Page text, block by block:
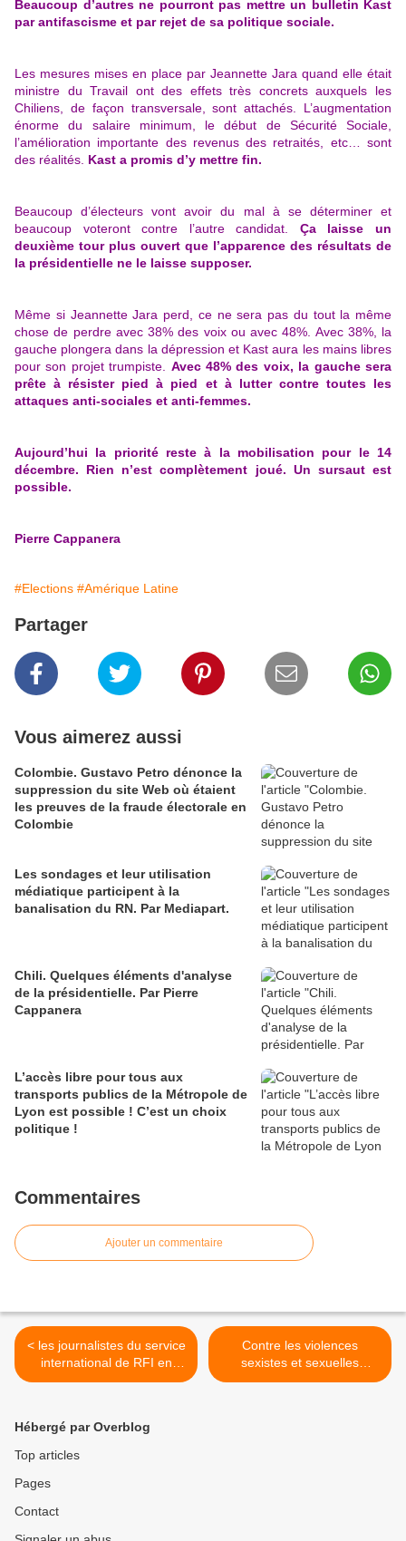
Beaucoup d’autres ne pourront pas mettre un bulletin Kast
par antifascisme et par rejet de sa politique sociale.
Les mesures mises en place par Jeannette Jara quand elle était
ministre du Travail ont des effets très concrets auxquels les
Chiliens, de façon transversale, sont attachés. L’augmentation
énorme du salaire minimum, le début de Sécurité Sociale,
l’amélioration importante des revenus des retraités, etc… sont
des réalités. Kast a promis d’y mettre fin.
Beaucoup d’électeurs vont avoir du mal à se déterminer et
beaucoup voteront contre l’autre candidat. Ça laisse un
deuxième tour plus ouvert que l’apparence des résultats de
la présidentielle ne le laisse supposer.
Même si Jeannette Jara perd, ce ne sera pas du tout la même
chose de perdre avec 38% des voix ou avec 48%. Avec 38%, la
gauche plongera dans la dépression et Kast aura les mains libres
pour son projet trumpiste. Avec 48% des voix, la gauche sera
prête à résister pied à pied et à lutter contre toutes les
attaques anti-sociales et anti-femmes.
Aujourd’hui la priorité reste à la mobilisation pour le 14
décembre. Rien n’est complètement joué. Un sursaut est
possible.
Pierre Cappanera
#Elections #Amérique Latine
Partager
Vous aimerez aussi
Colombie. Gustavo Petro dénonce la
suppression du site Web où étaient
les preuves de la fraude électorale en
Colombie
Les sondages et leur utilisation
médiatique participent à la
banalisation du RN. Par Mediapart.
Chili. Quelques éléments d'analyse
de la présidentielle. Par Pierre
Cappanera
L’accès libre pour tous aux
transports publics de la Métropole de
Lyon est possible ! C’est un choix
politique !
Commentaires
Ajouter un commentaire
< les journalistes du service
international de RFI en
grève illimitée...
Contre les violences
sexistes et sexuelles
manifestation le 22
Hébergé par Overblog
Top articles
Pages
Contact